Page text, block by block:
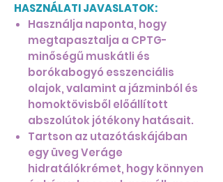
HASZNÁLATI JAVASLATOK:
Használja naponta, hogy
megtapasztalja a CPTG-
minőségű muskátli és
borókabogyó esszenciális
olajok, valamint a jázminból és
homoktövisből előállított
abszolútok jótékony hatásait.
Tartson az utazótáskájában
egy üveg Veráge
hidratálókrémet, hogy könnyen